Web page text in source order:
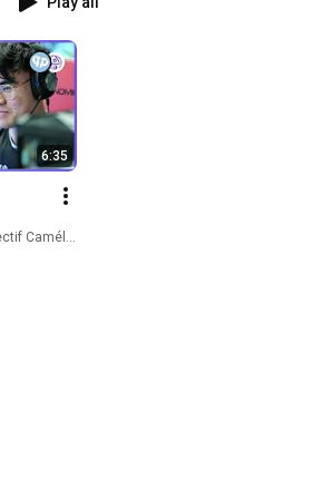
6:35
Caméléon